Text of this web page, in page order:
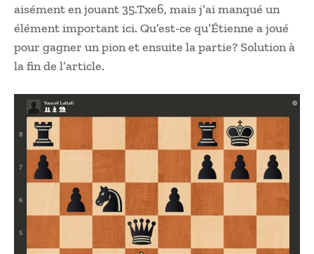
aisément en jouant 35.Txe6, mais j’ai manqué un
élément important ici. Qu’est-ce qu’Étienne a joué
pour gagner un pion et ensuite la partie? Solution à
la fin de l’article.